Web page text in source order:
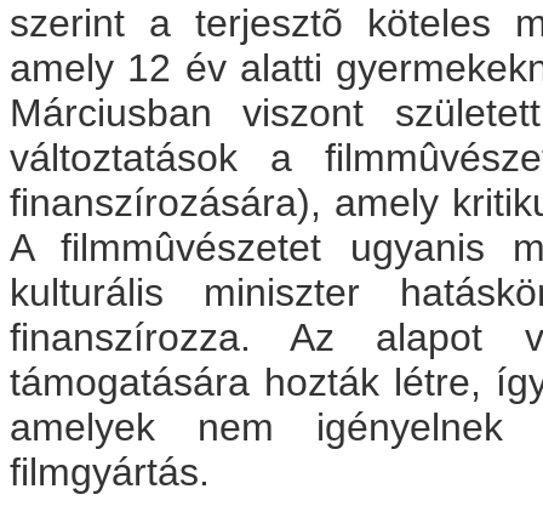
szerint a terjesztõ köteles
amely 12 év alatti
Márciusban viszont
változtatások a
finanszírozására), amely
A filmmûvészetet ugyanis
kulturális miniszter
finanszírozza. Az alapot
támogatására hozták létre,
amelyek nem
filmgyártás.